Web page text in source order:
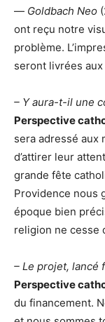
— Goldbach Neo
ont reçu notre
problème.
seront livrées
– Y aura-t-il une
Perspective
sera adressé aux
d’attirer leur
grande fête
Providence nous
époque bien
religion ne cesse
– Le projet, lancé
Perspective
du financement.